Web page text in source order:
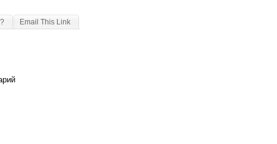
Email This Link